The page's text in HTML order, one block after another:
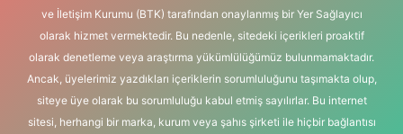
ve İletişim Kurumu (BTK) tarafından onaylanmış bir Yer Sağlayıcı
olarak hizmet vermektedir. Bu nedenle, sitedeki içerikleri proaktif
olarak denetleme veya araştırma yükümlülüğümüz bulunmamaktadır.
Ancak, üyelerimiz yazdıkları içeriklerin sorumluluğunu taşımakta olup,
siteye üye olarak bu sorumluluğu kabul etmiş sayılırlar. Bu internet
sitesi, herhangi bir marka, kurum veya şahıs şirketi ile hiçbir bağlantısı